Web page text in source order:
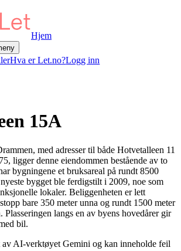
Hjem
Hva er Let.no?Logg inn
15A
med adresser til både Hotvetalleen 11
ligger denne eiendommen bestående av to
bygningene et bruksareal på rundt 8500
bygget ble ferdigstilt i 2009, noe som
lokaler. Beliggenheten er lett
bare 350 meter unna og rundt 1500 meter
Plasseringen langs en av byens hovedårer gir
bil.
av AI-verktøyet Gemini og kan inneholde feil